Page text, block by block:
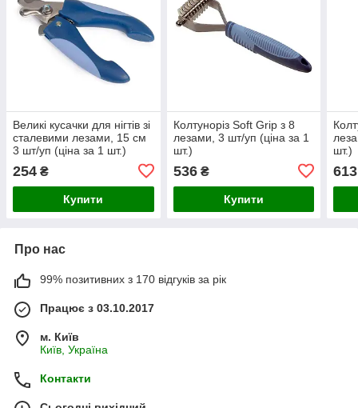
Великі кусачки для нігтів зі
сталевими лезами, 15 см
3 шт/уп (ціна за 1 шт.)
254 ₴
Купити
Колтуноріз Soft Grip з 8
лезами, 3 шт/уп (ціна за 1
шт.)
536₴
Купити
шт.)
613
Про нас
99% позитивних з 170 відгуків за рік
Працює з 03.10.2017
м. Київ
Київ, Україна
Контакти